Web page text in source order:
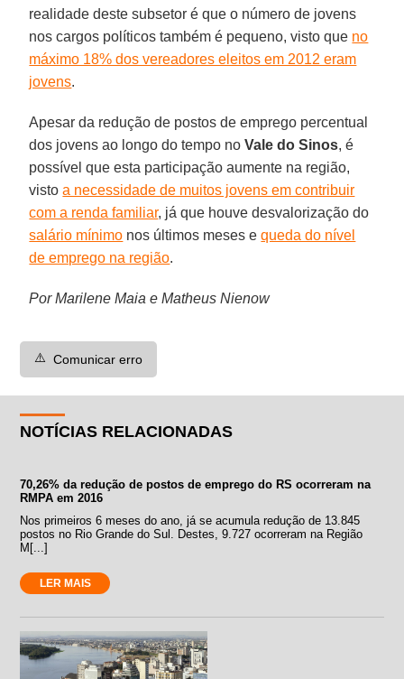
realidade deste subsetor é que o número de jovens
nos cargos políticos também é pequeno, visto que no
máximo 18% dos vereadores eleitos em 2012 eram
jovens.
Apesar da redução de postos de emprego percentual
dos jovens ao longo do tempo noVale do Sinos, é
possível que esta participação aumente na região,
vistoa necessidade de muitos jovens em contribuir
com a renda familiar, já que houve desvalorização do
salário mínimo nos últimos meses equeda do nível
de emprego na região.
Por Marilene Maia e Matheus Nienow
⚠️ Comunicar erro
NOTÍCIAS RELACIONADAS
70,26% da redução de postos de emprego do RS ocorreram na
RMPA em 2016
Nos primeiros 6 meses do ano, já se acumula redução de 13.845
postos no Rio Grande do Sul. Destes, 9.727 ocorreram na Região
M[...]
LER MAIS